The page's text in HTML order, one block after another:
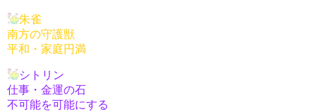
朱雀
南方の守護獣
平和・家庭円満
シトリン
仕事・金運の石
不可能を可能にする